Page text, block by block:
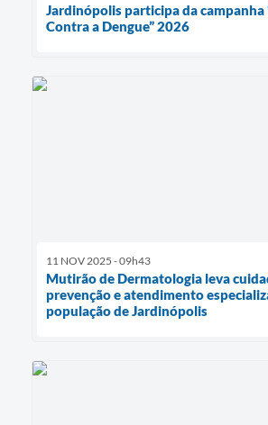
Jardinópolis participa da campanha
Contra a Dengue” 2026
11 NOV 2025 - 09h43
Mutirão de Dermatologia leva
prevenção e atendimento
população de Jardinópolis